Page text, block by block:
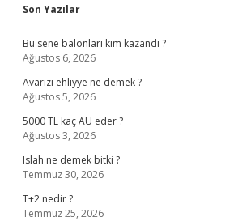
Sidebar
Son Yazılar
Bu sene balonları kim kazandı ?
Ağustos 6, 2026
Avarızı ehliyye ne demek ?
Ağustos 5, 2026
5000 TL kaç AU eder ?
Ağustos 3, 2026
Islah ne demek bitki ?
Temmuz 30, 2026
T+2 nedir ?
Temmuz 25, 2026